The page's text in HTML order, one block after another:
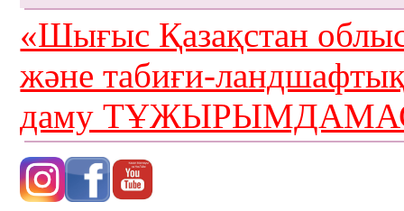
«Шығыс Қазақстан
және табиғи-
даму